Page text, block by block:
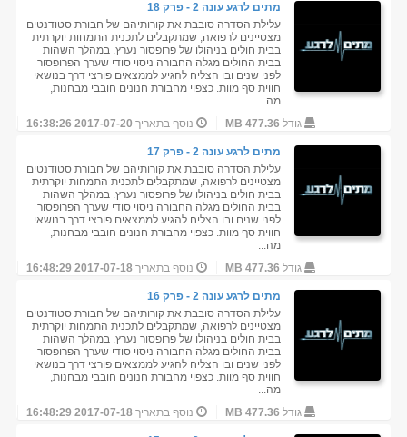
מתים לרגע עונה 2 - פרק 18
עלילת הסדרה סובבת את קורותיהם של חבורת סטודנטים
מצטיינים לרפואה, שמתקבלים לתכנית התמחות יוקרתית
בבית חולים בניהולו של פרופסור נערץ. במהלך השהות
בבית החולים מגלה החבורה ניסוי סודי שערך הפרופסור
לפני שנים ובו הצליח להגיע לממצאים פורצי דרך בנושאי
חווית סף מוות. כצפוי מחבורת חנונים חובבי מבחנות,
מה...
גודל 477.36 MB נוסף בתאריך 2017-07-20 16:38:26
מתים לרגע עונה 2 - פרק 17
עלילת הסדרה סובבת את קורותיהם של חבורת סטודנטים
מצטיינים לרפואה, שמתקבלים לתכנית התמחות יוקרתית
בבית חולים בניהולו של פרופסור נערץ. במהלך השהות
בבית החולים מגלה החבורה ניסוי סודי שערך הפרופסור
לפני שנים ובו הצליח להגיע לממצאים פורצי דרך בנושאי
חווית סף מוות. כצפוי מחבורת חנונים חובבי מבחנות,
מה...
גודל 477.36 MB נוסף בתאריך2017-07-18 16:48:29
מתים לרגע עונה 2 - פרק 16
עלילת הסדרה סובבת את קורותיהם של חבורת סטודנטים
מצטיינים לרפואה, שמתקבלים לתכנית התמחות יוקרתית
בבית חולים בניהולו של פרופסור נערץ. במהלך השהות
בבית החולים מגלה החבורה ניסוי סודי שערך הפרופסור
לפני שנים ובו הצליח להגיע לממצאים פורצי דרך בנושאי
חווית סף מוות. כצפוי מחבורת חנונים חובבי מבחנות,
מה...
גודל 477.36 MB נוסף בתאריך2017-07-18 16:48:29